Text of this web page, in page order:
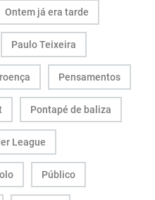
Ontem já era tarde
Paulo Teixeira
Pensamentos
Pontapé de baliza
League
Público